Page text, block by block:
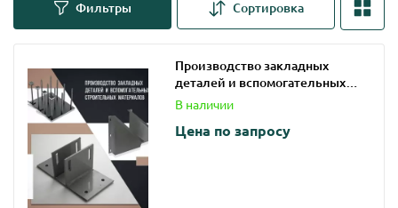
Фильтры Сортировка
Производство закладных
деталей и вспомогательных
строительных материалов
В наличии
Цена по запросу